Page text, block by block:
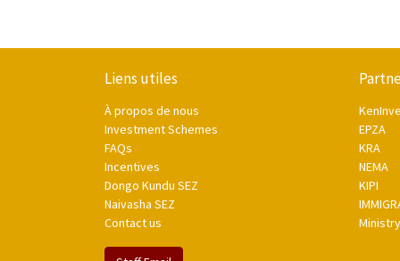
Liens utiles
À propos de nous
Investment Schemes
FAQs
Incentives
Dongo Kundu SEZ
Naivasha SEZ
Contact us
EPZA
KRA
NEMA
KIPI